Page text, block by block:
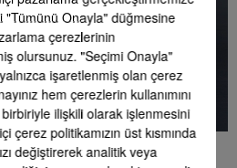
"Tümünü Onayla" düğmesine
çerezlerinin
olursunuz. "Seçimi Onayla"
işaretlenmiş olan çerez
hem çerezlerin kullanımını
ilişkili olarak işlenmesini
çerez politikamızın üst kısmında
değiştirerek analitik veya